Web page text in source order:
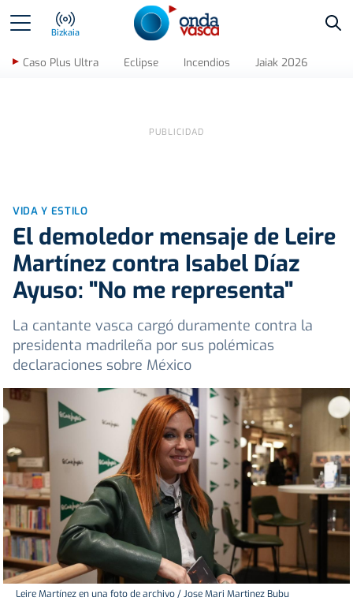
Bizkaia
Caso Plus Ultra Eclipse Incendios Jaiak 2026
VIDA Y ESTILO
El demoledor mensaje de Leire
Martínez contra Isabel Díaz
Ayuso: "No me representa"
La cantante vasca cargó duramente contra la
presidenta madrileña por sus polémicas
declaraciones sobre México
Leire Martínez en una foto de archivo / Jose Mari Martinez Bubu